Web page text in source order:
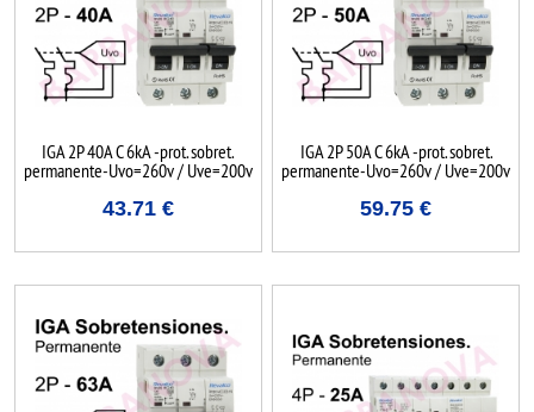
IGA 2P 40A C 6kA -prot. sobret.
permanente-Uvo=260v / Uve=200v
43.71€
IGA 2P 50A C 6kA -prot. sobret.
permanente-Uvo=260v / Uve=200v
59.75 €